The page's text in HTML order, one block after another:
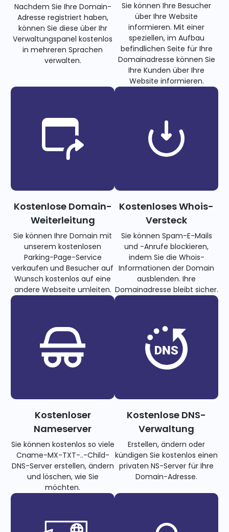
Nachdem Sie Ihre Domain-
Adresse registriert haben,
können Sie diese über Ihr
Verwaltungspanel kostenlos
in mehreren Sprachen
verwalten.
Sie können Ihre Besucher
über Ihre Website
informieren. Mit einer
speziellen, im Aufbau
befindlichen Seite für Ihre
Domainadresse können Sie
Ihre Kunden über Ihre
Website informieren.
Kostenlose Domain-
Weiterleitung
Sie können Ihre Domain mit
unserem kostenlosen
Parking-Page-Service
verkaufen und Besucher auf
Wunsch kostenlos auf eine
andere Webseite umleiten.
Kostenloses Whois-
Versteck
Sie können Spam-E-Mails
und -Anrufe blockieren,
indem Sie die Whois-
Informationen der Domain
ausblenden. Ihre
Domainadresse bleibt sicher.
Kostenloser
Nameserver
Sie können kostenlos so viele
Cname-MX-TXT-..-Child-
DNS-Server erstellen, ändern
und löschen, wie Sie
möchten.
Kostenlose DNS-
Verwaltung
Erstellen, ändern oder
kündigen Sie kostenlos einen
privaten NS-Server für Ihre
Domain-Adresse.